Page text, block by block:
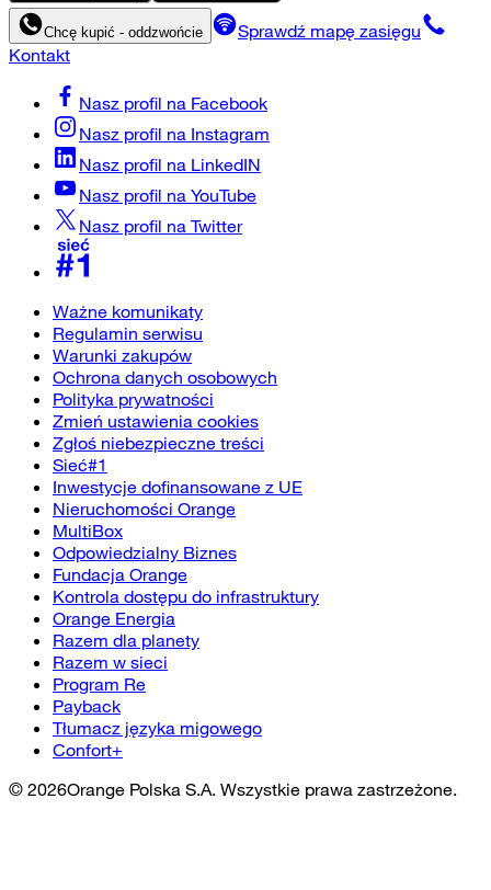
Chcę kupić - oddzwońcie
Sprawdź mapę zasięgu
Kontakt
Nasz profil na Facebook
Nasz profil na Instagram
Nasz profil na LinkedIN
Nasz profil na YouTube
Nasz profil na Twitter
Ważne komunikaty
Regulamin serwisu
Warunki zakupów
Ochrona danych osobowych
Polityka prywatności
Zmień ustawienia cookies
Zgłoś niebezpieczne treści
Sieć#1
Inwestycje dofinansowane z UE
Nieruchomości Orange
MultiBox
Odpowiedzialny Biznes
Fundacja Orange
Kontrola dostępu do infrastruktury
Orange Energia
Razem dla planety
Razem w sieci
Program Re
Payback
Tłumacz języka migowego
Confort+
© 2026Orange Polska S.A. Wszystkie prawa zastrzeżone.